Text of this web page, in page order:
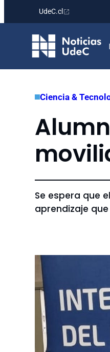
contenido
UdeC.cl
Ciencia &
Se espera que
aprendizaje